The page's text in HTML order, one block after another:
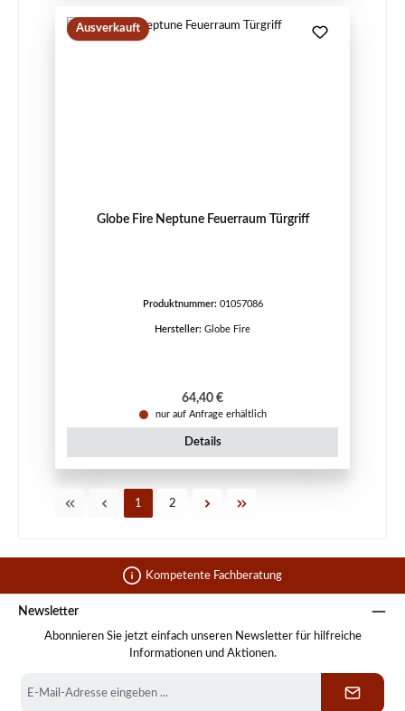
Ausverkauft
Globe Fire Neptune Feuerraum Türgriff
Produktnummer: 01057086
Hersteller: Globe Fire
Regulärer Preis:
64,40 €
nur auf Anfrage erhältlich
Details
Seite
1 Seite
2
Kompetente Fachberatung
Newsletter
Abonnieren Sie jetzt einfach unseren Newsletter für hilfreiche
Informationen und Aktionen.
Mail-